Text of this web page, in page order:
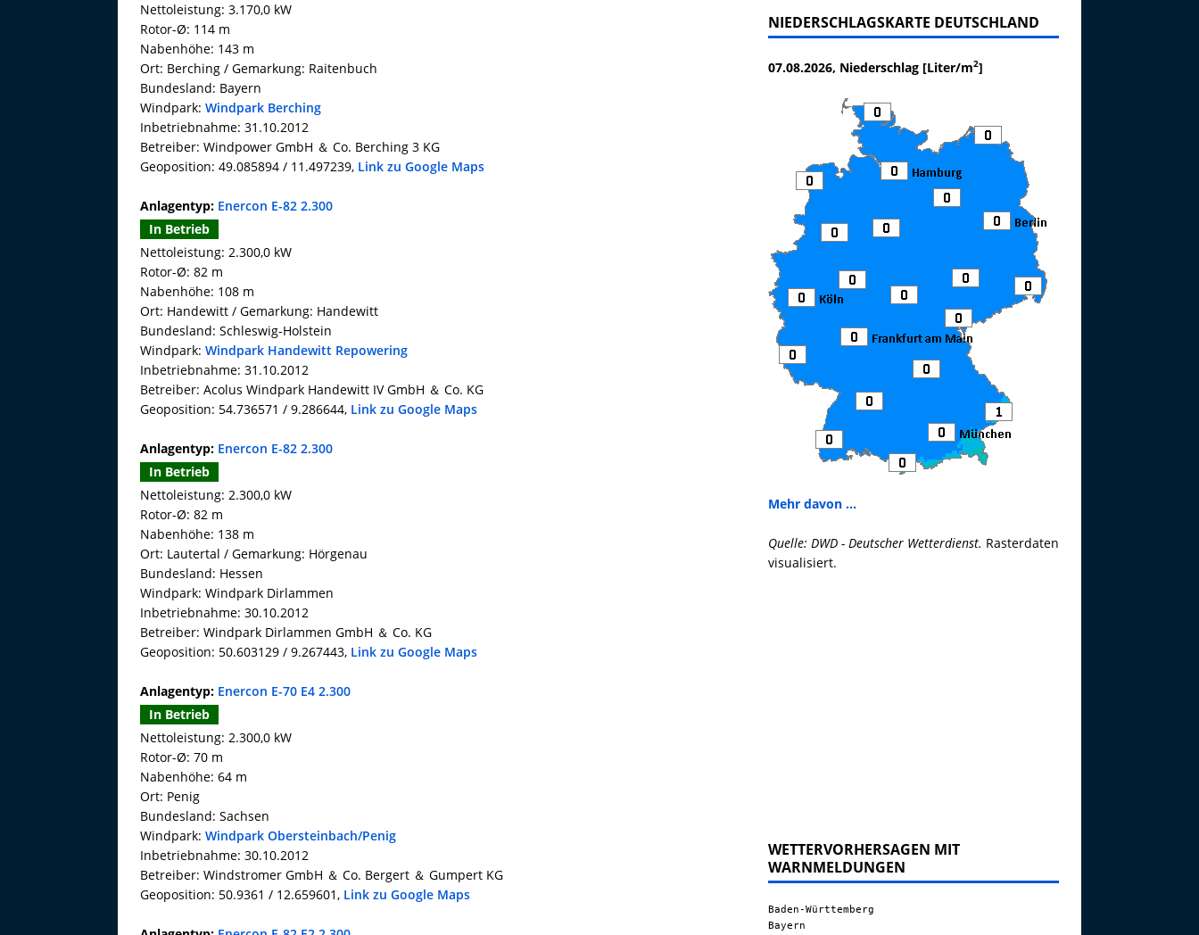
Nettoleistung: 3.170,0 kW
Rotor-Ø: 114 m
Nabenhöhe: 143 m
Ort: Berching / Gemarkung: Raitenbuch
Bundesland: Bayern
Windpark: Windpark Berching
Inbetriebnahme: 31.10.2012
Betreiber: Windpower GmbH ＆ Co. Berching 3 KG
Geoposition: 49.085894 / 11.497239, Link zu Google Maps
Anlagentyp: Enercon E-82 2.300
In Betrieb
Nettoleistung: 2.300,0 kW
Rotor-Ø: 82 m
Nabenhöhe: 108 m
Ort: Handewitt / Gemarkung: Handewitt
Bundesland: Schleswig-Holstein
Windpark: Windpark Handewitt Repowering
Inbetriebnahme: 31.10.2012
Betreiber: Acolus Windpark Handewitt IV GmbH ＆ Co. KG
Geoposition: 54.736571 / 9.286644, Link zu Google Maps
Anlagentyp: Enercon E-82 2.300
In Betrieb
Nettoleistung: 2.300,0 kW
Rotor-Ø: 82 m
Nabenhöhe: 138 m
Ort: Lautertal / Gemarkung: Hörgenau
Bundesland: Hessen
Windpark: Windpark Dirlammen
Inbetriebnahme: 30.10.2012
Betreiber: Windpark Dirlammen GmbH ＆ Co. KG
Geoposition: 50.603129 / 9.267443, Link zu Google Maps
Anlagentyp: Enercon E-70 E4 2.300
In Betrieb
Nettoleistung: 2.300,0 kW
Rotor-Ø: 70 m
Nabenhöhe: 64 m
Ort: Penig
Bundesland: Sachsen
Windpark: Windpark Obersteinbach/Penig
Inbetriebnahme: 30.10.2012
Betreiber: Windstromer GmbH ＆ Co. Bergert ＆ Gumpert KG
Geoposition: 50.9361 / 12.659601, Link zu Google Maps
NIEDERSCHLAGSKARTE DEUTSCHLAND
07.08.2026, Niederschlag [Liter/m2]
Mehr davon ...
Quelle: DWD - Deutscher Wetterdienst. Rasterdaten
visualisiert.
WETTERVORHERSAGEN MIT
WARNMELDUNGEN
Baden-Württemberg
Bayern